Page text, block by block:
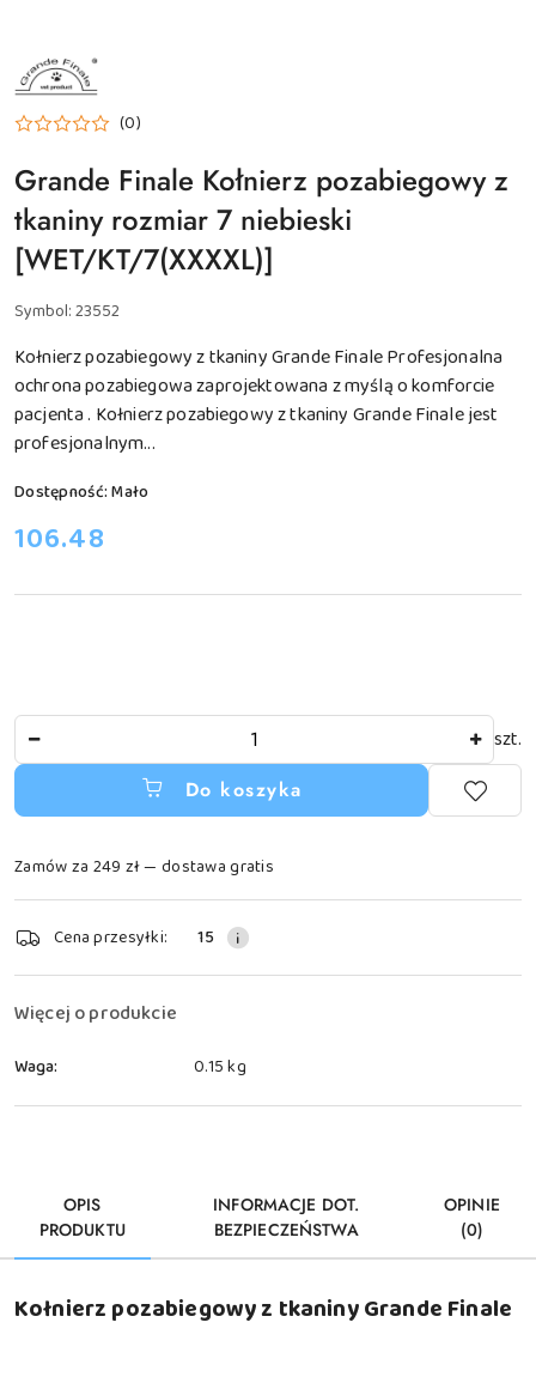
NAZWA
PRODUCENTA:
GRANDE
FINALE
(0)
Grande Finale Kołnierz pozabiegowy z
tkaniny rozmiar 7 niebieski
[WET/KT/7(XXXXL)]
Symbol:23552
Kołnierz pozabiegowy z tkaniny Grande Finale Profesjonalna
ochrona pozabiegowa zaprojektowana z myślą o komforcie
pacjenta . Kołnierz pozabiegowy z tkaniny Grande Finale jest
profesjonalnym...
Dostępność:Mało
cena:
106.48
szt.
Do koszyka
Zamów za 249 zł — dostawa gratis
i
dostawa
Cena przesyłki: 15
Więcej o produkcie
Waga: 0.15 kg
OPIS
PRODUKTU
INFORMACJE DOT.
BEZPIECZEŃSTWA
OPINIE
(0)
Kołnierz pozabiegowy z tkaniny Grande Finale